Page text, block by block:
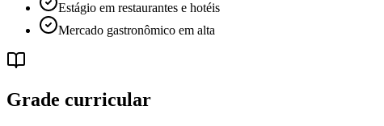
Estágio em restaurantes e hotéis
Mercado gastronômico em alta
Grade curricular